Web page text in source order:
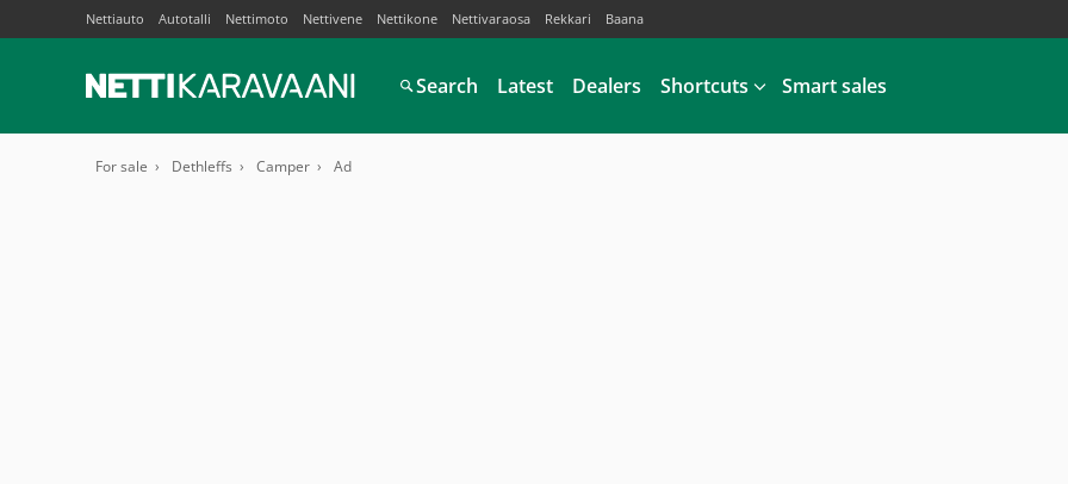
Nettiauto Autotalli Nettimoto Nettivene Nettikone Nettivaraosa Rekkari Baana
Search Latest Dealers Shortcuts Smart sales
For sale Dethleffs Camper Ad